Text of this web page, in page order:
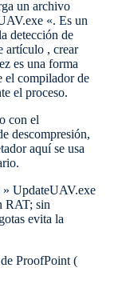
un archivo
«. Es un
detección de
artículo , crear
es una forma
el compilador de
el proceso.
con el
descompresión,
aquí se usa
» UpdateUAV.exe
RAT; sin
evita la
ProofPoint (